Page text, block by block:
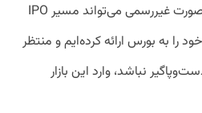
برای ورود به بورس هرچند به صورت غیررسمی می‌تواند مسیر IPO
را به بورس ارائه کرده‌ایم و منتظر
نباشد، وارد این بازار